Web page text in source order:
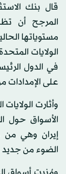
قال بنك
المرجح أن
مستوياتها
الولايات
في الدول
على الإمدادات
وأثارت
الأسواق حول
إيران وهي من
الضوء من